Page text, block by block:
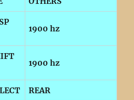
1900 hz
1900 hz
REAR